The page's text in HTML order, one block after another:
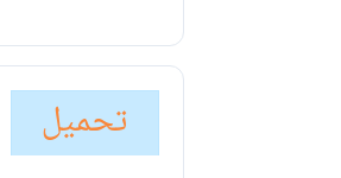
تحميل